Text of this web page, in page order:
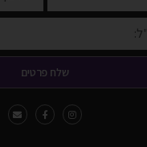
שלח פרטים